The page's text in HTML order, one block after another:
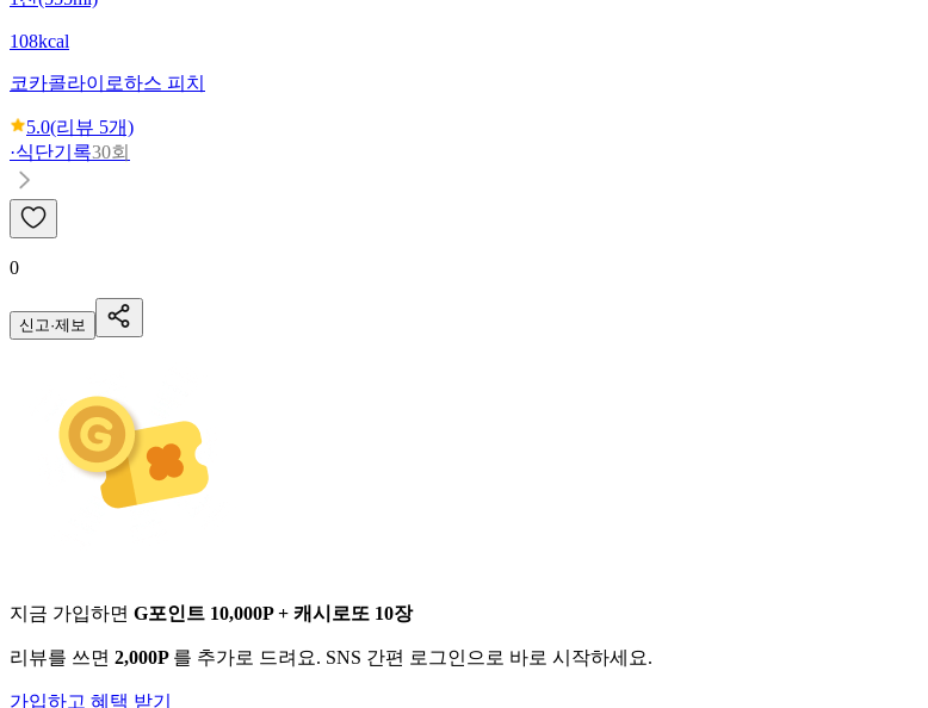
108kcal
코카콜라이로하스 피치
5.0(리뷰 5개)
·식단기록30회
0
신고·제보
지금 가입하면 G포인트 10,000P + 캐시로또 10장
리뷰를 쓰면 2,000P 를 추가로 드려요. SNS 간편 로그인으로 바로 시작하세요.
가입하고 혜택 받기